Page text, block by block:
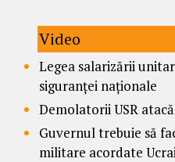
Video
Legea salarizării
siguranței naționale
Demolatorii USR
Guvernul trebuie să
militare acordate